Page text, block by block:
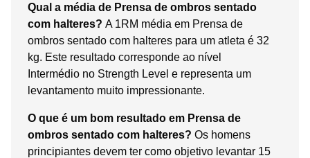
Qual a média de Prensa de ombros sentado
com halteres? A 1RM média em Prensa de
ombros sentado com halteres para um atleta é 32
kg. Este resultado corresponde ao nível
Intermédio no Strength Level e representa um
levantamento muito impressionante.
O que é um bom resultado em Prensa de
ombros sentado com halteres? Os homens
principiantes devem ter como objetivo levantar 15